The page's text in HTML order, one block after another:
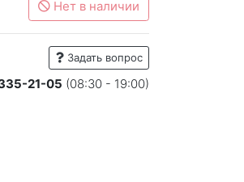
Нет в наличии
Задать вопрос
21-05 (08:30 - 19:00)